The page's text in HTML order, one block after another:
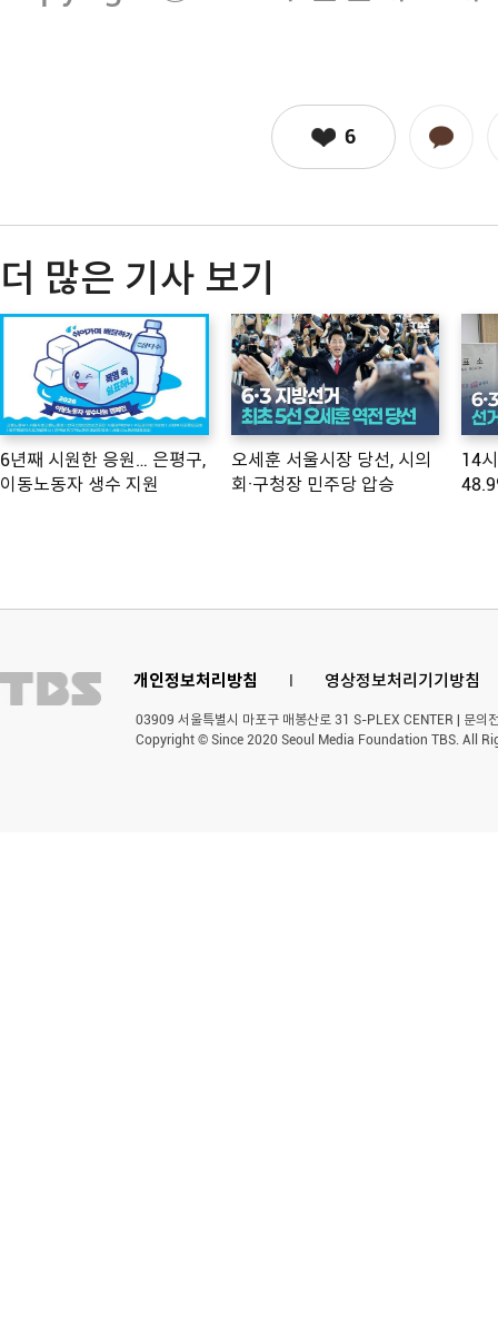
6
더 많은 기사 보기
6년째 시원한 응원… 은평구,
이동노동자 생수 지원
오세훈 서울시장 당선, 시의
회·구청장 민주당 압승
14
개인정보처리방침 l 영상정보처리기기방침
03909 서울특별시 마포구 매봉산로 31 S-PLEX CENTER | 문
Copyright © Since 2020 Seoul Media Foundation TBS. All